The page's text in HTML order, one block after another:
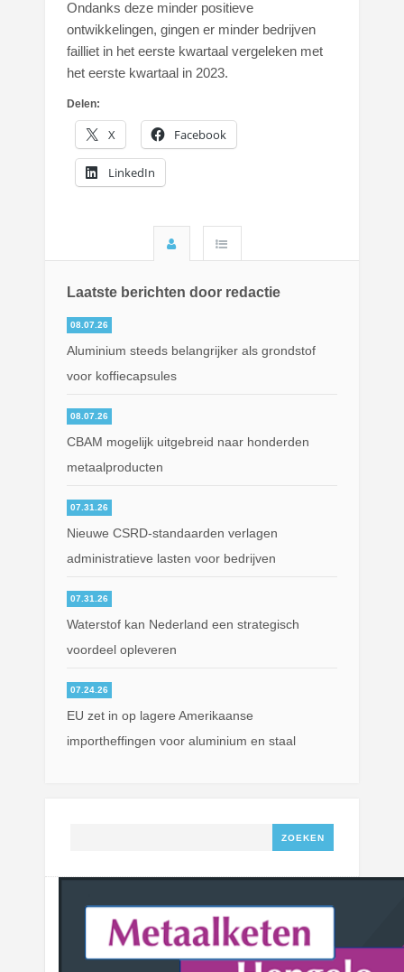
Ondanks deze minder positieve
ontwikkelingen, gingen er minder bedrijven
failliet in het eerste kwartaal vergeleken met
het eerste kwartaal in 2023.
Delen:
X Facebook
LinkedIn
Laatste berichten door redactie
08.07.26
Aluminium steeds belangrijker als grondstof
voor koffiecapsules
08.07.26
CBAM mogelijk uitgebreid naar honderden
metaalproducten
07.31.26
Nieuwe CSRD-standaarden verlagen
administratieve lasten voor bedrijven
07.31.26
Waterstof kan Nederland een strategisch
voordeel opleveren
07.24.26
EU zet in op lagere Amerikaanse
importheffingen voor aluminium en staal